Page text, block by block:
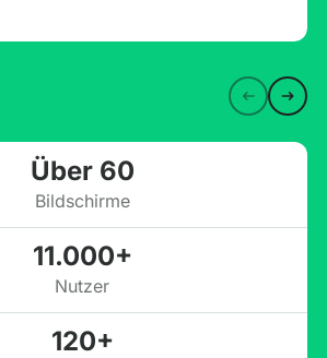
Über 60
Bildschirme
11.000+
Nutzer
120+